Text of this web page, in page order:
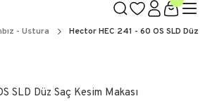
KAPIDA ÖDEME SEÇENEĞİ
- Ustura Hector HEC 241 - 60 OS SLD Düz
SLD Düz Saç Kesim Makası